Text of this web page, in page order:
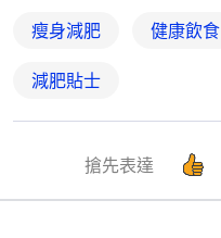
瘦身減肥 健康飲食
減肥貼士
搶先表達